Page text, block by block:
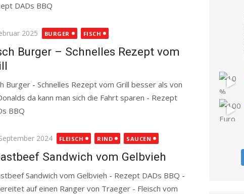
DADs BBQ
2025 BURGER FISCH
Burger – Schnelles Rezept vom
Burger - Schnelles Rezept vom Grill besser als von
da kann man sich die Fahrt sparen - Rezept
BBQ
2024 FLEISCH RIND SAUCEN
Sandwich vom Gelbvieh
Sandwich vom Gelbvieh - Rezept DADs BBQ -
auf einen Ranger von Traeger - Fleisch vom